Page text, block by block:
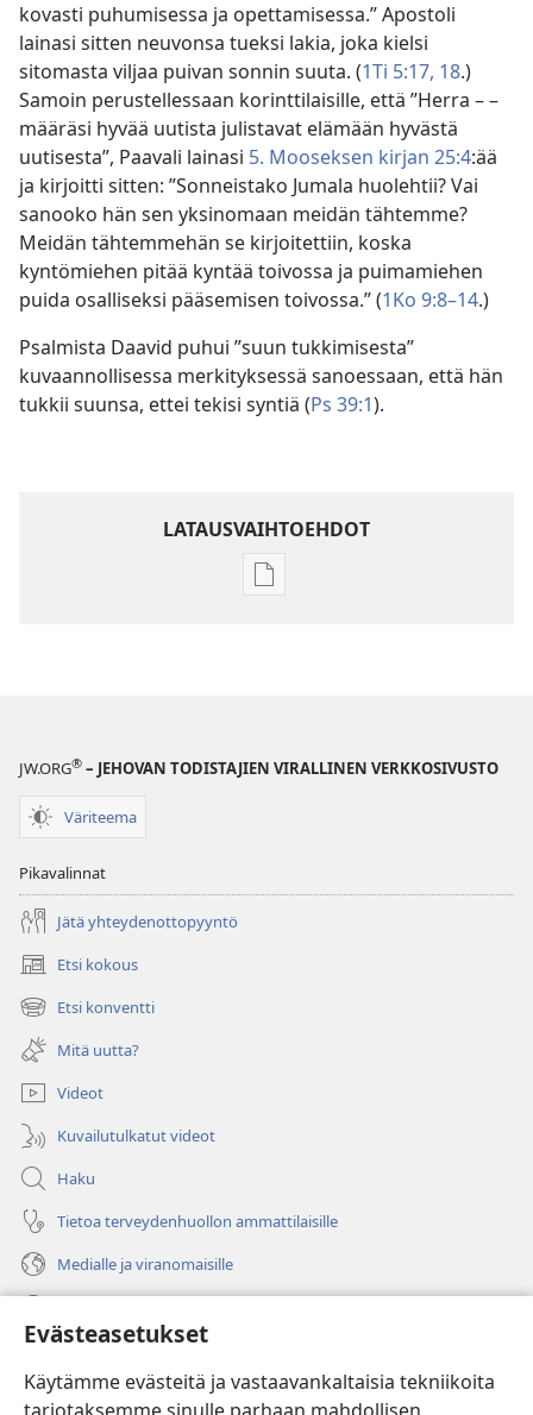
Evästeasetukset
Käytämme evästeitä ja vastaavankaltaisia tekniikoita
kovasti puhumisessa ja opettamisessa.” Apostoli
lainasi sitten neuvonsa tueksi lakia, joka kielsi
sitomasta viljaa puivan sonnin suuta. (1Ti 5:17, 18.)
Samoin perustellessaan korinttilaisille, että ”Herra – –
määräsi hyvää uutista julistavat elämään hyvästä
uutisesta”, Paavali lainasi 5. Mooseksen kirjan 25:4:ää
ja kirjoitti sitten: ”Sonneistako Jumala huolehtii? Vai
sanooko hän sen yksinomaan meidän tähtemme?
Meidän tähtemmehän se kirjoitettiin, koska
kyntömiehen pitää kyntää toivossa ja puimamiehen
puida osalliseksi pääsemisen toivossa.” (1Ko 9:8–14.)
Psalmista Daavid puhui ”suun tukkimisesta”
kuvaannollisessa merkityksessä sanoessaan, että hän
tukkii suunsa, ettei tekisi syntiä (Ps 39:1).
LATAUSVAIHTOEHDOT
Julkaisujen
JW.ORG® – JEHOVAN TODISTAJIEN VIRALLINEN VERKKOSIVUSTO
Väriteema
Pikavalinnat
Jätä yhteydenottopyyntö
Etsi kokous
(avaa
uuden
ikkunan)
Etsi konventti
(avaa
uuden
ikkunan)
Mitä uutta?
Videot
Kuvailutulkatut videot
Haku
Tietoa terveydenhuollon ammattilaisille
Medialle ja viranomaisille
(avaa
uuden